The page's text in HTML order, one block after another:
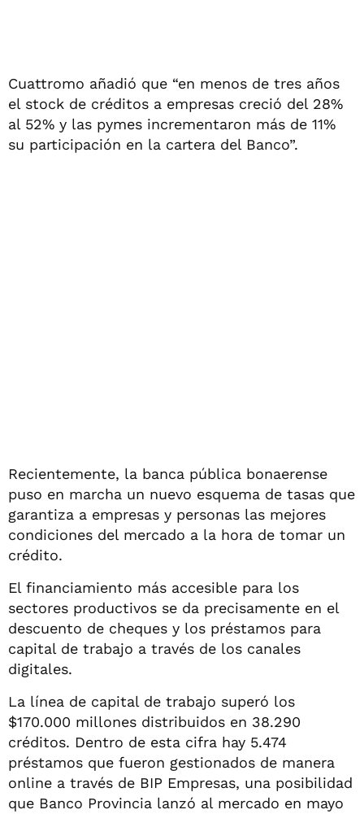
Cuattromo añadió que “en menos de tres años
el stock de créditos a empresas creció del 28%
al 52% y las pymes incrementaron más de 11%
su participación en la cartera del Banco”.
Recientemente, la banca pública bonaerense
puso en marcha un nuevo esquema de tasas que
garantiza a empresas y personas las mejores
condiciones del mercado a la hora de tomar un
crédito.
El financiamiento más accesible para los
sectores productivos se da precisamente en el
descuento de cheques y los préstamos para
capital de trabajo a través de los canales
digitales.
La línea de capital de trabajo superó los
$170.000 millones distribuidos en 38.290
créditos. Dentro de esta cifra hay 5.474
préstamos que fueron gestionados de manera
online a través de BIP Empresas, una posibilidad
que Banco Provincia lanzó al mercado en mayo